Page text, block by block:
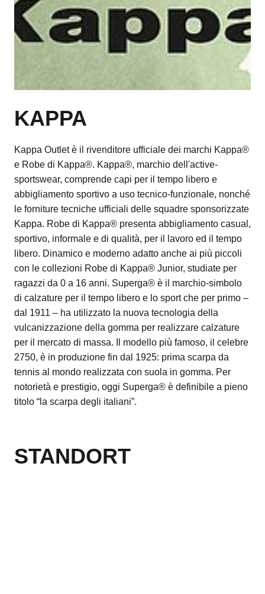
KAPPA
Kappa Outlet è il rivenditore ufficiale dei marchi Kappa®
e Robe di Kappa®. Kappa®, marchio dell'active-
sportswear, comprende capi per il tempo libero e
abbigliamento sportivo a uso tecnico-funzionale, nonché
le forniture tecniche ufficiali delle squadre sponsorizzate
Kappa. Robe di Kappa® presenta abbigliamento casual,
sportivo, informale e di qualità, per il lavoro ed il tempo
libero. Dinamico e moderno adatto anche ai più piccoli
con le collezioni Robe di Kappa® Junior, studiate per
ragazzi da 0 a 16 anni. Superga® è il marchio-simbolo
di calzature per il tempo libero e lo sport che per primo –
dal 1911 – ha utilizzato la nuova tecnologia della
vulcanizzazione della gomma per realizzare calzature
per il mercato di massa. Il modello più famoso, il celebre
2750, è in produzione fin dal 1925: prima scarpa da
tennis al mondo realizzata con suola in gomma. Per
notorietà e prestigio, oggi Superga® è definibile a pieno
titolo “la scarpa degli italiani”.
STANDORT